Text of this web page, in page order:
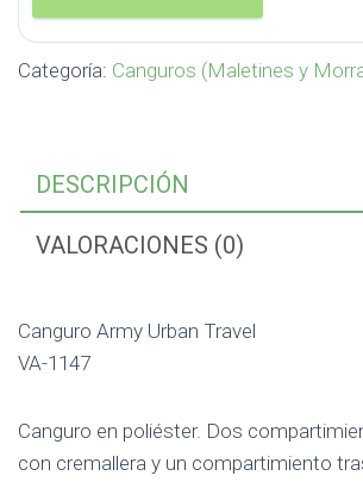
Categoría: Canguros (Maletines y
DESCRIPCIÓN
VALORACIONES (0)
Canguro Army Urban Travel
VA-1147
Canguro en poliéster. Dos
con cremallera y un compartimiento